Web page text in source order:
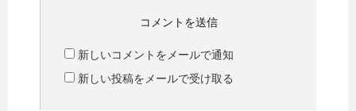
新しいコメントをメールで通知
新しい投稿をメールで受け取る